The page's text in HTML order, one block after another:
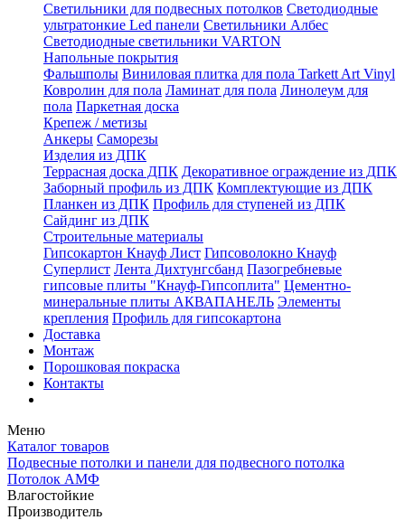
Светильники для подвесных потолков Светодиодные
ультратонкие Led панели Светильники Албес
Светодиодные светильники VARTON
Напольные покрытия
Фальшполы Виниловая плитка для пола Tarkett Art Vinyl
Ковролин для пола Ламинат для пола Линолеум для
пола Паркетная доска
Крепеж / метизы
Анкеры Саморезы
Изделия из ДПК
Террасная доска ДПК Декоративное ограждение из ДПК
Заборный профиль из ДПК Комплектующие из ДПК
Планкен из ДПК Профиль для ступеней из ДПК
Сайдинг из ДПК
Строительные материалы
Гипсокартон Кнауф Лист Гипсоволокно Кнауф
Суперлист Лента Дихтунгсбанд Пазогребневые
гипсовые плиты "Кнауф-Гипсоплита" Цементно-
минеральные плиты АКВАПАНЕЛЬ Элементы
крепления Профиль для гипсокартона
Доставка
Монтаж
Порошковая покраска
Контакты
Меню
Каталог товаров
Подвесные потолки и панели для подвесного потолка
Потолок АМФ
Влагостойкие
Производитель